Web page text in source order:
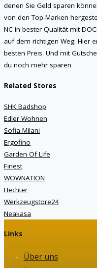
denen Sie Geld sparen
von den Top-Marken
NC in bester Qualität mit
auf dem richtigen Weg. Hier
besten Preis. Und mit
du noch mehr sparen
Related Stores
SHK Badshop
Edler Wohnen
Sofia Milani
Ergofino
Garden Of Life
Finest
WOWNATION
Hechter
Werkzeugstore24
Neakasa
Links
Über uns